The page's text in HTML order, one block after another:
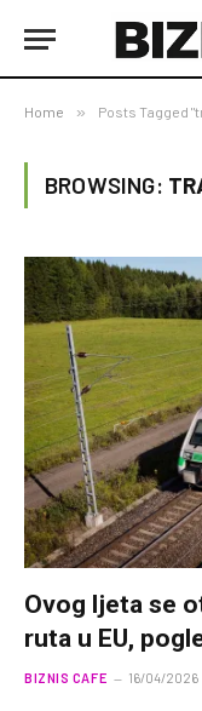
Home » Posts Tagged
BROWSING:
Ovog ljeta se
ruta u EU,
BIZNIS CAFE 16/04/2026